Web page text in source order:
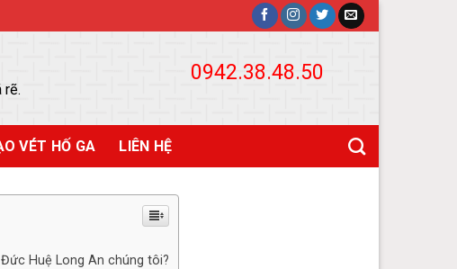
rẽ.
0942.38.48.50
VÉT HỐ GA LIÊN HỆ
Huệ Long An chúng tôi?